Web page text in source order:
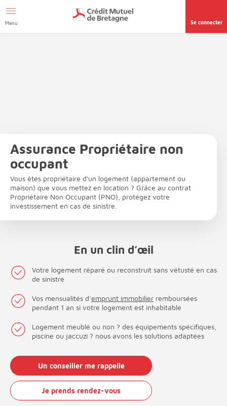
page accessibilité
Menu Se connecter
Assurance Propriétaire non
occupant
Vous êtes propriétaire d'un logement (appartement ou
maison) que vous mettez en location ? Grâce au contrat
Propriétaire Non Occupant (PNO), protégez votre
investissement en cas de sinistre.
En un clin d’œil
Votre logement réparé ou reconstruit sans vétusté en cas
de sinistre
Vos mensualités d’emprunt immobilier remboursées
pendant 1 an si votre logement est inhabitable
Logement meublé ou non ? des équipements spécifiques,
piscine ou jaccuzi ? nous avons les solutions adaptées
Un conseiller me rappelle
Je prends rendez-vous